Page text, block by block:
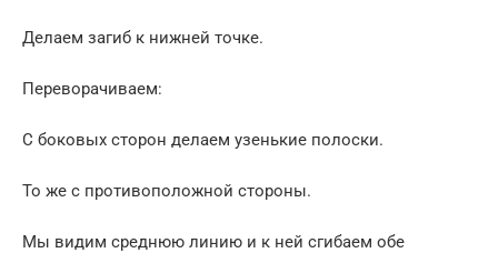
Делаем загиб к нижней точке.
Переворачиваем:
С боковых сторон делаем узенькие полоски.
То же с противоположной стороны.
Мы видим среднюю линию и к ней сгибаем обе